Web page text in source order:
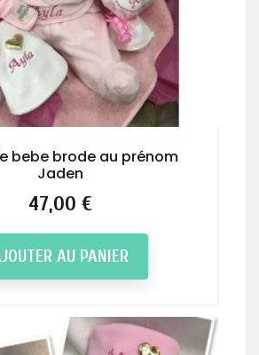
bebe brode au prénom
Jaden
Prix
47,00 €
AU PANIER